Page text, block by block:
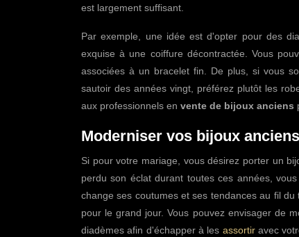
est largement suffisant.
Par exemple, une idée est d'opter pour des
exquise à une coiffure décontractée. Vous
associées à un bracelet fin. De plus, si vous
sautoir des années vingt, préférez plutôt les
aux professionnels en vente de bijoux anciens
Moderniser vos bijoux
Si pour votre mariage, vous désirez porter un
perdu son éclat durant toutes ces années,
change ses coutumes et ses tendances au fil
pour le grand jour. Vous pouvez envisager de
diadèmes afin d'échapper à les assortiravec